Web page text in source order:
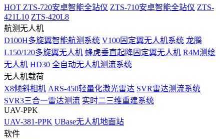
HOT ZTS-720安卓智能全站仪 ZTS-710安卓智能全站仪 ZTS-
421L10 ZTS-420L8
航测无人机
D100H多旋翼智能航测系统 V100固定翼无人机系统 龙腾
L150/120多旋翼无人机 蜂虎垂直起降固定翼无人机 R4M测绘
无人机 HD30 全自动无人机测流系统
无人机载荷
X8倾斜相机 ARS-450轻量化激光雷达 SVR雷达测流系统
SVR3三合一雷达测流 实时二三维重建系统
UAV-PPK
UAV-381-PPK UBase无人机地面站
软件